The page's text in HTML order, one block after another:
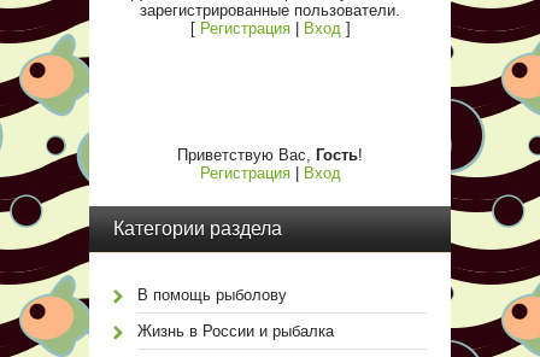
зарегистрированные пользователи.
[ Регистрация| Вход]
Приветствую Вас, Гость!
Регистрация| Вход
Категории раздела
В помощь рыболову
Жизнь в России и рыбалка